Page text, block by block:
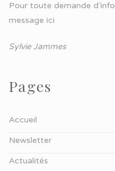
Pour toute demande
message ici
Sylvie Jammes
Pages
Accueil
Newsletter
Actualités